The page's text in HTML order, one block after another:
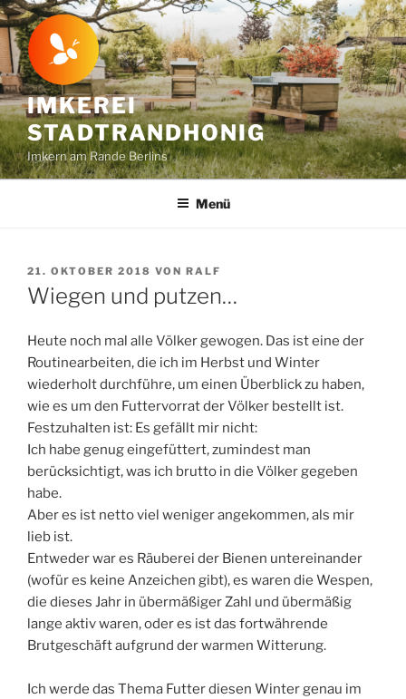
Zum
Inhalt
springen
IMKEREI
STADTRANDHONIG
Imkern am Rande Berlins
Menü
VERÖFFENTLICHT
AM
21. OKTOBER 2018 VON RALF
Wiegen und putzen…
Heute noch mal alle Völker gewogen. Das ist eine der
Routinearbeiten, die ich im Herbst und Winter
wiederholt durchführe, um einen Überblick zu haben,
wie es um den Futtervorrat der Völker bestellt ist.
Festzuhalten ist: Es gefällt mir nicht:
Ich habe genug eingefüttert, zumindest man
berücksichtigt, was ich brutto in die Völker gegeben
habe.
Aber es ist netto viel weniger angekommen, als mir
lieb ist.
Entweder war es Räuberei der Bienen untereinander
(wofür es keine Anzeichen gibt), es waren die Wespen,
die dieses Jahr in übermäßiger Zahl und übermäßig
lange aktiv waren, oder es ist das fortwährende
Brutgeschäft aufgrund der warmen Witterung.
Ich werde das Thema Futter diesen Winter genau im